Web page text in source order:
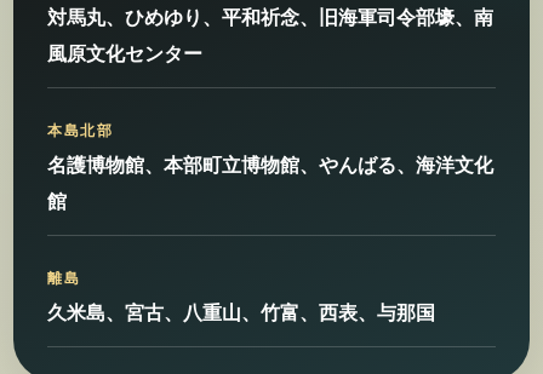
対馬丸、ひめゆり、平和祈念、旧海軍司令部壕、南
風原文化センター
本島北部
名護博物館、本部町立博物館、やんばる、海洋文化
館
離島
久米島、宮古、八重山、竹富、西表、与那国